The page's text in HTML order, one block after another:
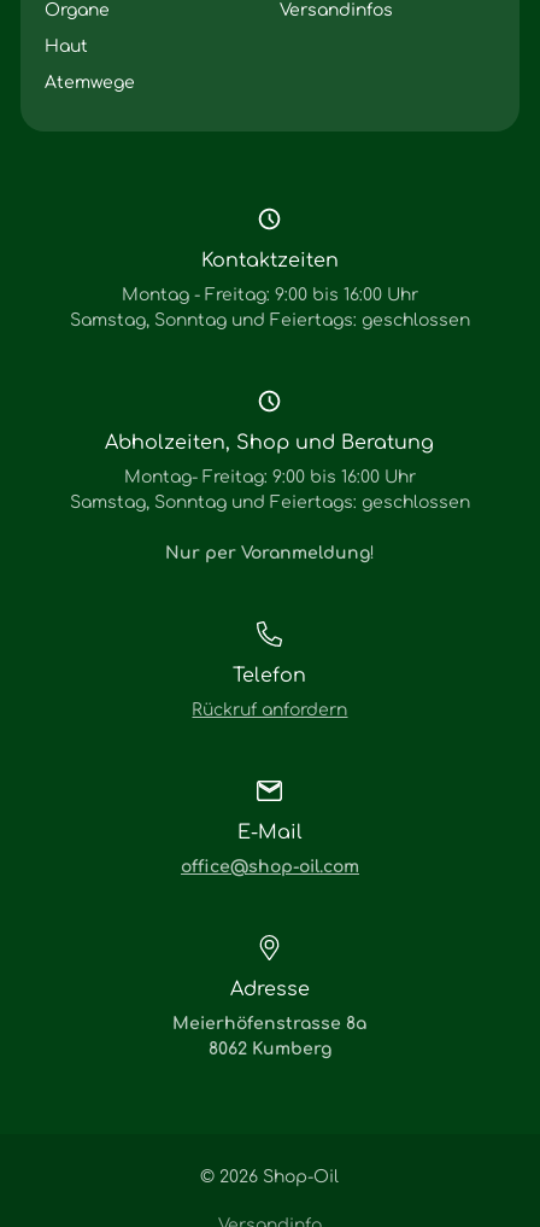
Organe
Haut
Atemwege
Versandinfos
Kontaktzeiten
Montag - Freitag: 9:00 bis 16:00 Uhr
Samstag, Sonntag und Feiertags: geschlossen
Abholzeiten, Shop und Beratung
Montag- Freitag: 9:00 bis 16:00 Uhr
Samstag, Sonntag und Feiertags: geschlossen
Nur per Voranmeldung!
Telefon
Rückruf anfordern
E-Mail
office@shop-oil.com
Adresse
Meierhöfenstrasse 8a
8062 Kumberg
© 2026 Shop-Oil